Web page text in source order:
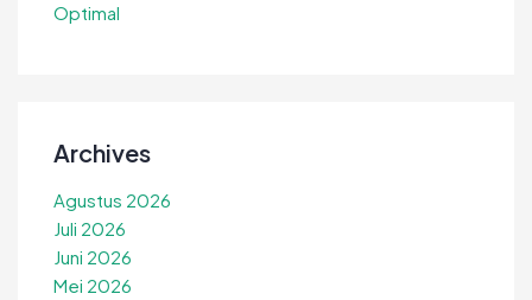
Optimal
Archives
Agustus 2026
Juli 2026
Juni 2026
Mei 2026